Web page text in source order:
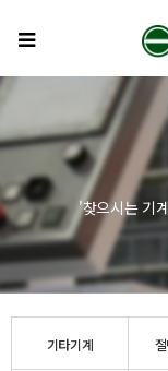
메뉴
'찾으시는 기
기타기계